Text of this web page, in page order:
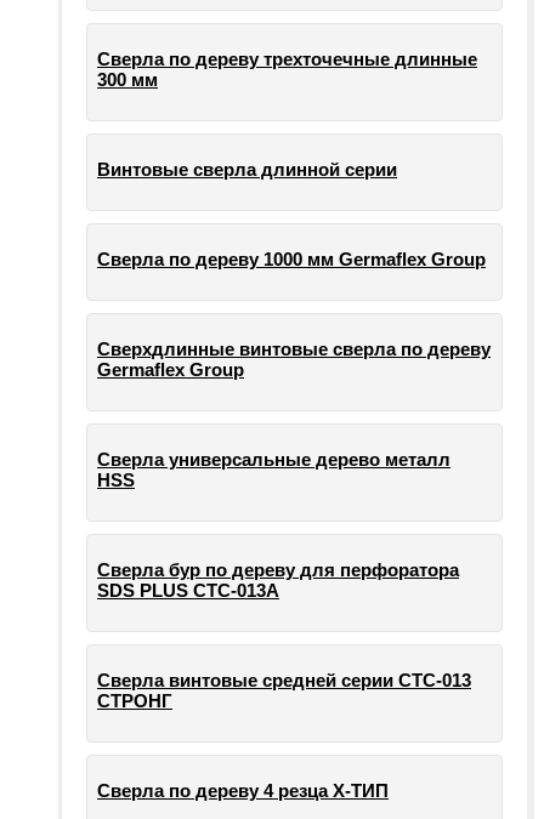
Сверла по дереву трехточечные длинные
300 мм
Винтовые сверла длинной серии
Сверла по дереву 1000 мм Germaflex Group
Сверхдлинные винтовые сверла по дереву
Germaflex Group
Сверла универсальные дерево металл
HSS
Cверла бур по дереву для перфоратора
SDS PLUS СТС-013А
Сверла винтовые средней серии СТС-013
СТРОНГ
Сверла по дереву 4 резца Х-ТИП